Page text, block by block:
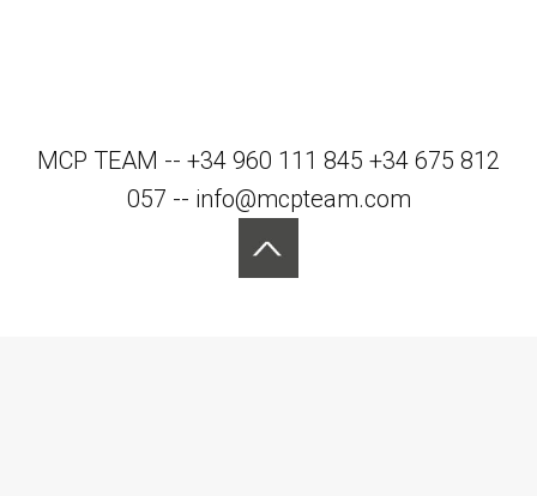
MCP TEAM -- +34 960 111 845 +34 675 812
057 -- info@mcpteam.com